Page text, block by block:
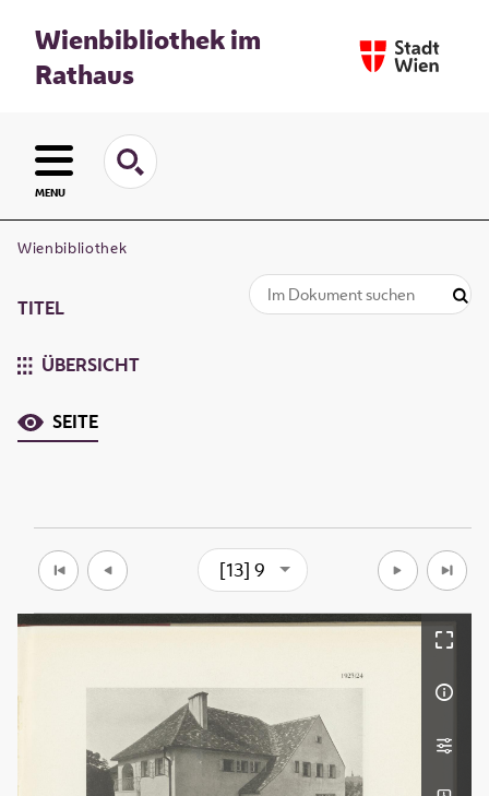
Wienbibliothek im
Rathaus
MENU
Wienbibliothek
TITEL
ÜBERSICHT
SEITE
[13] 9